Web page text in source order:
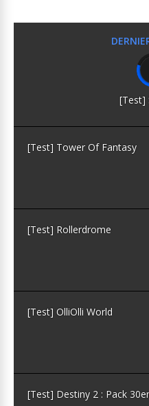
[Test]
[Test] Tower Of Fantasy
[Test] Rollerdrome
[Test] OlliOlli World
[Test] Destiny 2 : Pack